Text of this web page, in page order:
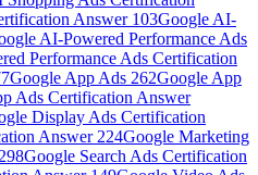
Answer 103Google AI-
AI-Powered Performance Ads
Performance Ads Certification
Google App Ads 262Google App
Ads Certification Answer
Display Ads Certification
Answer 224Google Marketing
298Google Search Ads Certification